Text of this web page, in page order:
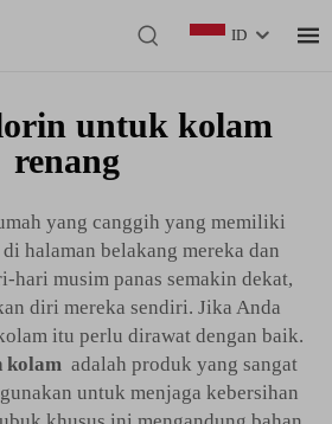
ID
untuk kolam
renang
yang canggih yang memiliki
halaman belakang mereka dan
hari musim panas semakin dekat,
diri mereka sendiri. Jika Anda
itu perlu dirawat dengan baik.
kolam adalah produk yang sangat
untuk menjaga kebersihan